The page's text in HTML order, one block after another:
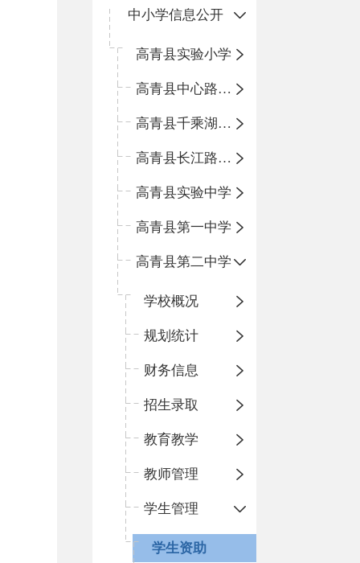
中小学信息公开
高青县实验小学
高青县中心路小学
高青县千乘湖小学
高青县长江路小学
高青县实验中学
高青县第一中学
高青县第二中学
学校概况
规划统计
财务信息
招生录取
教育教学
教师管理
学生管理
学生资助